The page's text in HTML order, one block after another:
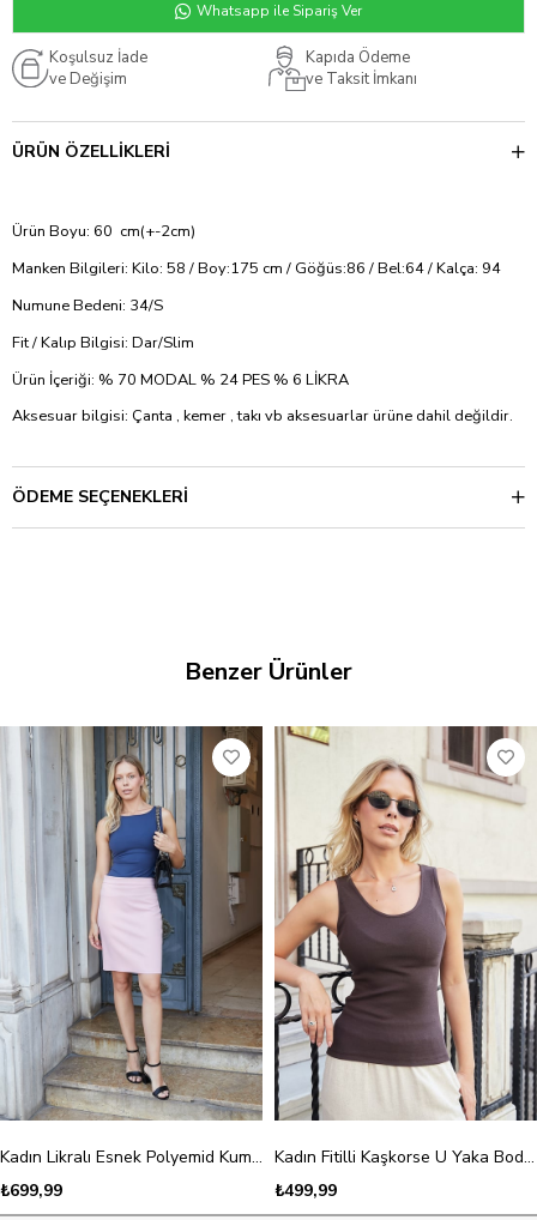
Whatsapp ile Sipariş Ver
Koşulsuz İade
ve Değişim
Kapıda Ödeme
ve Taksit İmkanı
ÜRÜN ÖZELLIKLERI
Ürün Boyu: 60 cm(+-2cm)
Manken Bilgileri: Kilo: 58 / Boy:175 cm / Göğüs:86 / Bel:64 / Kalça: 94
Numune Bedeni: 34/S
Fit / Kalıp Bilgisi: Dar/Slim
Ürün İçeriği: % 70 MODAL % 24 PES % 6 LİKRA
Aksesuar bilgisi: Çanta , kemer , takı vb aksesuarlar ürüne dahil değildir.
ÖDEME SEÇENEKLERI
Benzer Ürünler
Kadın Likralı Esnek Polyemid Kumaş Kayık Yaka Kolsuz Body Bluz-Lacivert
₺699,99
Kadın Fitilli Kaşkorse U Yaka Body Bluz-Kahve
₺499,99